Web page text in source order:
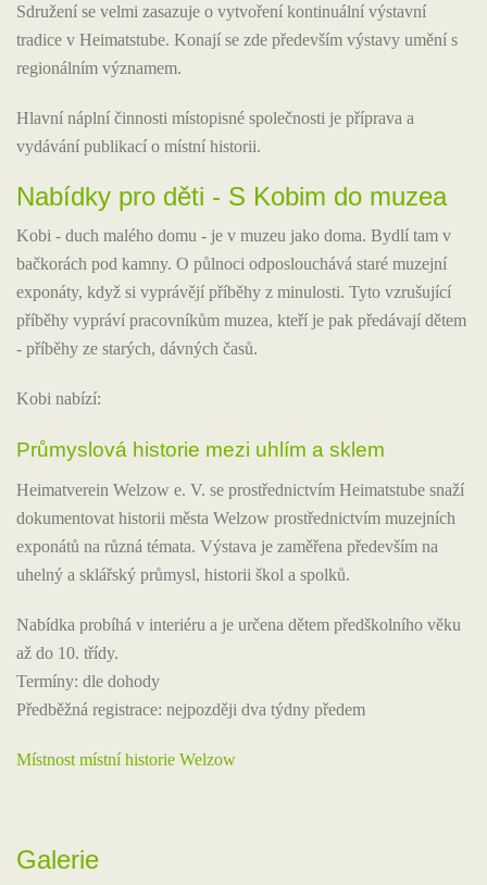
Sdružení se velmi zasazuje o vytvoření kontinuální výstavní
tradice v Heimatstube. Konají se zde především výstavy umění s
regionálním významem.
Hlavní náplní činnosti místopisné společnosti je příprava a
vydávání publikací o místní historii.
Nabídky pro děti - S Kobim do muzea
Kobi - duch malého domu - je v muzeu jako doma. Bydlí tam v
bačkorách pod kamny. O půlnoci odposlouchává staré muzejní
exponáty, když si vyprávějí příběhy z minulosti. Tyto vzrušující
příběhy vypráví pracovníkům muzea, kteří je pak předávají dětem
- příběhy ze starých, dávných časů.
Kobi nabízí:
Průmyslová historie mezi uhlím a sklem
Heimatverein Welzow e. V. se prostřednictvím Heimatstube snaží
dokumentovat historii města Welzow prostřednictvím muzejních
exponátů na různá témata. Výstava je zaměřena především na
uhelný a sklářský průmysl, historii škol a spolků.
Nabídka probíhá v interiéru a je určena dětem předškolního věku
až do 10. třídy.
Termíny: dle dohody
Předběžná registrace: nejpozději dva týdny předem
Místnost místní historie Welzow
Galerie